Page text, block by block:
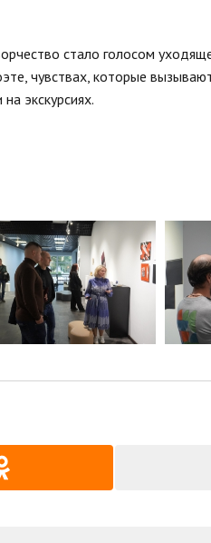
стало голосом
чувствах, которые
экскурсиях.